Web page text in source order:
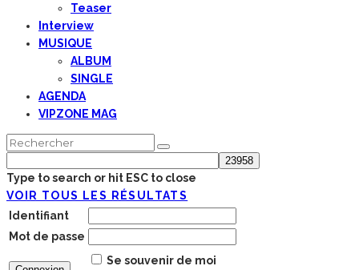
Teaser
Interview
MUSIQUE
ALBUM
SINGLE
AGENDA
VIPZONE MAG
Type to search or hit ESC to close
VOIR TOUS LES RÉSULTATS
Identifiant
Mot de passe
Se souvenir de moi